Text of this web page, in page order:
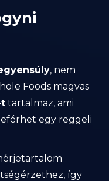
, nem
Foods magvas
tartalmaz, ami
egy reggeli
így